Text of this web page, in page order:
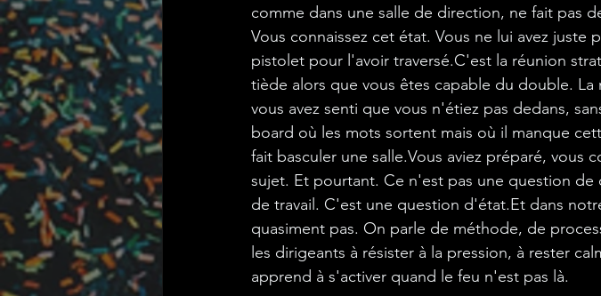
comme dans une salle de direction, ne fait pas
Vous connaissez cet état. Vous ne lui avez
pistolet pour l'avoir traversé.C'est la réunion
tiède alors que vous êtes capable du double.
vous avez senti que vous n'étiez pas dedans,
board où les mots sortent mais où il manque
fait basculer une salle.Vous aviez préparé, vous
sujet. Et pourtant. Ce n'est pas une question
de travail. C'est une question d'état.Et dans
quasiment pas. On parle de méthode, de
les dirigeants à résister à la pression, à rester
apprend à s'activer quand le feu n'est pas là.